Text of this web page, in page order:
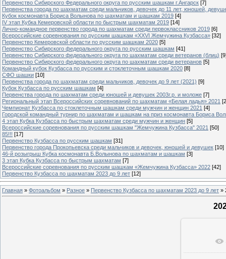
Первенство Сибирского Федерального округа по русским шашкам г.Ангарск [7]
Первенства города по шахматам среди мальчиков, девочек до 11 лет, юношей,
Кубок космонавта Бориса Волынова по шахматам и шашкам 2019 [4]
IV этап Кубка Кемеровской области по быстрым шахматам 2019 [14]
Лично-командное первенство города по шахматам среди первоклассников 2019 [6]
Всероссийские соревнования по русским шашкам «XXVI Жемчужина Кузбасса» [32]
Первенство Кемеровской области по русским шашкам 2020 [5]
Первенство Сибирского федерального округа по русским шашкам [41]
Первенство Сибирского федерального округа по шахматам среди ветеранов (блиц)
Первенство Сибирского федерального округа по шахматам среди ветеранов [5]
Командный кубок Кузбасса по русским и стоклеточным шашкам 2020 [8]
СФО шашки [10]
Первенства города по шахматам среди мальчиков, девочек до 9 лет (2021) [9]
Кубок Кузбасса по русским шашкам [4]
Первенства города по шахматам среди юношей и девушек 2003г.р. и моложе [7]
Региональный этап Всероссийских соревнований по шахматам «Белая ладья» 2021
Чемпионат Кузбасса по стоклеточным шашкам среди мужчин и женщин 2021 [4]
Городской командный турнир по шахматам и шашкам на приз космонавта Бориса
4 этап Кубка Кузбасса по быстрым шахматам среди мужчин и женщин [5]
Всероссийские соревнования по русским шашкам "Жемчужина Кузбасса" 2021 [50]
85!!! [17]
Первенство Кузбасса по русским шашкам [31]
Первенство города Прокопьевска среди мальчиков и девочек, юношей и девушек [10]
46-й розыгрыш Кубка космонавта Б.Волынова по шахматам и шашкам [3]
3 этап Кубка Кузбасса по быстрым шахматам [7]
Всероссийские соревнования по русским шашкам «Жемчужина Кузбасса» 2022 [42]
Первенство Кузбасса по шахматам 2023 до 9 лет [12]
Главная » Фотоальбом » Разное » Первенство Кузбасса по шахматам 2023 до 9 лет »
В